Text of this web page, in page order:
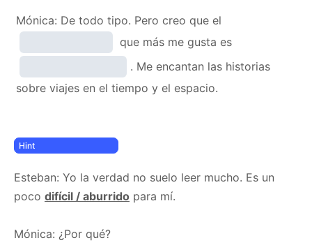
Mónica: De todo tipo. Pero creo que el
que más me gusta es
. Me encantan las historias
sobre viajes en el tiempo y el espacio.
Esteban: Yo la verdad no suelo leer mucho. Es un
poco difícil / aburrido para mí.
Mónica: ¿Por qué?